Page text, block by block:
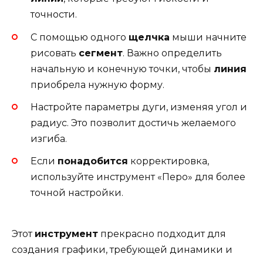
точности.
С помощью одного щелчка мыши начните
рисовать сегмент. Важно определить
начальную и конечную точки, чтобы линия
приобрела нужную форму.
Настройте параметры дуги, изменяя угол и
радиус. Это позволит достичь желаемого
изгиба.
Если понадобится корректировка,
используйте инструмент «Перо» для более
точной настройки.
Этот инструмент прекрасно подходит для
создания графики, требующей динамики и